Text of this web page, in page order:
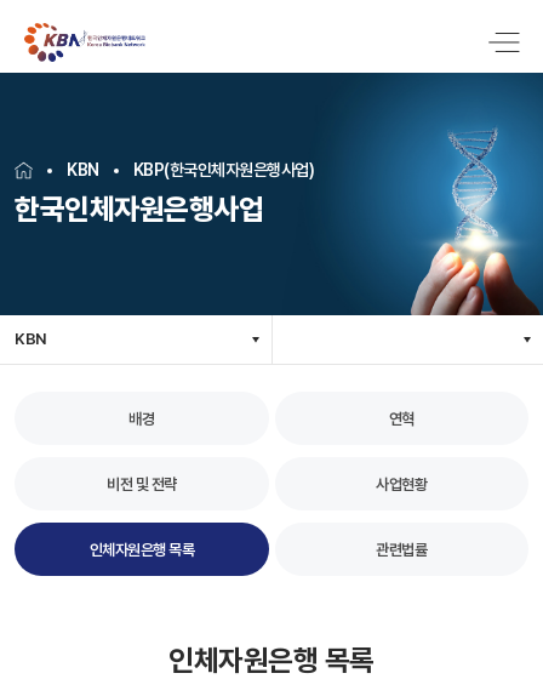
KBN KBP(한국인체자원은행사업)
한국인체자원은행사업
KBN
배경 연혁
비전 및 전략 사업현황
인체자원은행 목록 관련법률
인체자원은행 목록